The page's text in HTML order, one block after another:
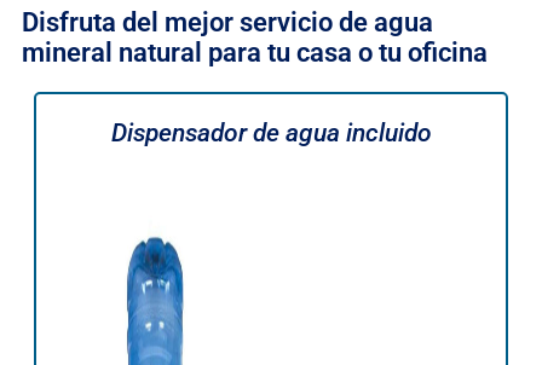
Disfruta del mejor servicio de agua
mineral natural para tu casa o tu oficina
Dispensador de agua incluido